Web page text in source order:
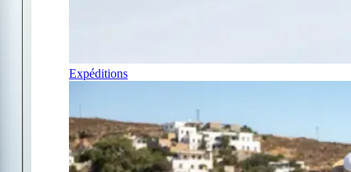
Expéditions